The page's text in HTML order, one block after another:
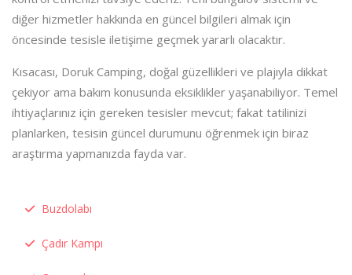
diğer hizmetler hakkında en güncel bilgileri almak için
öncesinde tesisle iletişime geçmek yararlı olacaktır.
Kısacası, Doruk Camping, doğal güzellikleri ve plajıyla dikkat
çekiyor ama bakım konusunda eksiklikler yaşanabiliyor. Temel
ihtiyaçlarınız için gereken tesisler mevcut; fakat tatilinizi
planlarken, tesisin güncel durumunu öğrenmek için biraz
araştırma yapmanızda fayda var.
Buzdolabı
Çadır Kampı